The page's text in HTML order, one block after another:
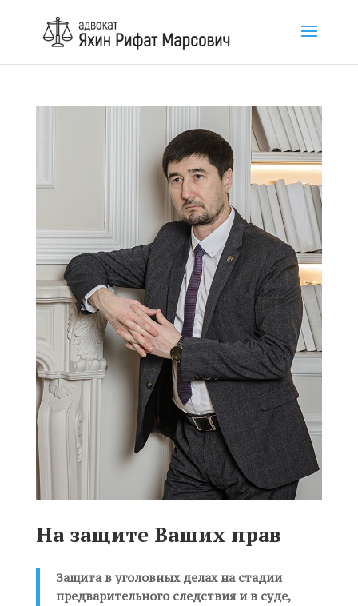
На защите Ваших прав
Защита в уголовных делах на стадии
предварительного следствия и в суде,